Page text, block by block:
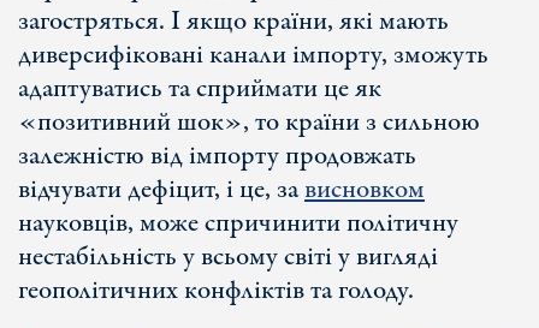
загостряться. І якщо країни, які мають
диверсифіковані канали імпорту, зможуть
адаптуватись та сприймати це як
«позитивний шок», то країни з сильною
залежністю від імпорту продовжать
відчувати дефіцит, і це, зависновком
науковців, може спричинити політичну
нестабільність у всьому світі у вигляді
геополітичних конфліктів та голоду.